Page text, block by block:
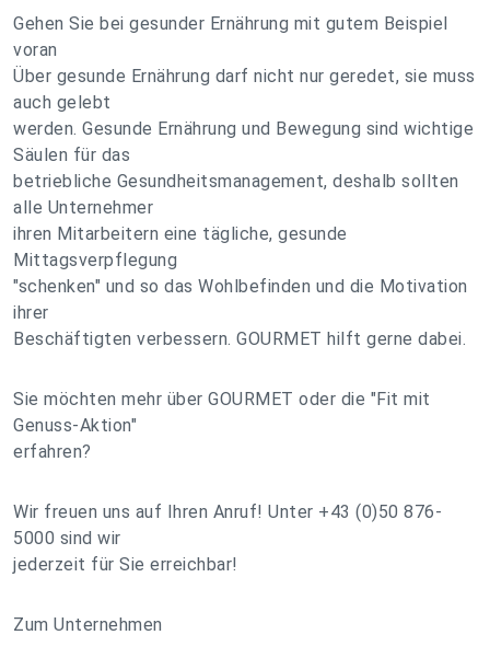
Gehen Sie bei gesunder Ernährung mit gutem Beispiel
voran
Über gesunde Ernährung darf nicht nur geredet, sie muss
auch gelebt
werden. Gesunde Ernährung und Bewegung sind wichtige
Säulen für das
betriebliche Gesundheitsmanagement, deshalb sollten
alle Unternehmer
ihren Mitarbeitern eine tägliche, gesunde
Mittagsverpflegung
"schenken" und so das Wohlbefinden und die Motivation
ihrer
Beschäftigten verbessern. GOURMET hilft gerne dabei.
Sie möchten mehr über GOURMET oder die "Fit mit
Genuss-Aktion"
erfahren?
Wir freuen uns auf Ihren Anruf! Unter +43 (0)50 876-
5000 sind wir
jederzeit für Sie erreichbar!
Zum Unternehmen